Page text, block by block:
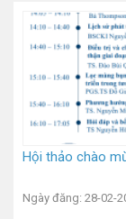
Hội thảo chào
Ngày đăng: 28-02-